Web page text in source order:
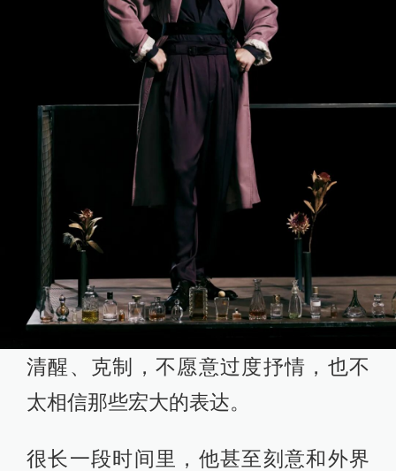
清醒、克制，不愿意过度抒情，也不
太相信那些宏大的表达。
很长一段时间里，他甚至刻意和外界